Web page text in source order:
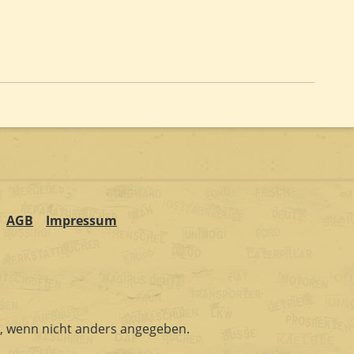
AGB Impressum
nicht anders angegeben.